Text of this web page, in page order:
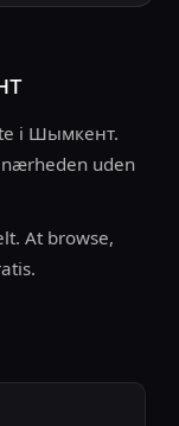
i Шымкент.
uden
At browse,